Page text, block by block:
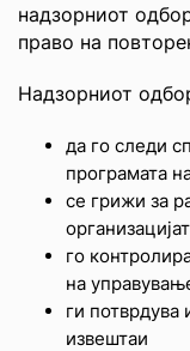
надзорниот
право на
Надзорниот
да го следи
програмата
се грижи за
го
на
ги потврдува
извештаи